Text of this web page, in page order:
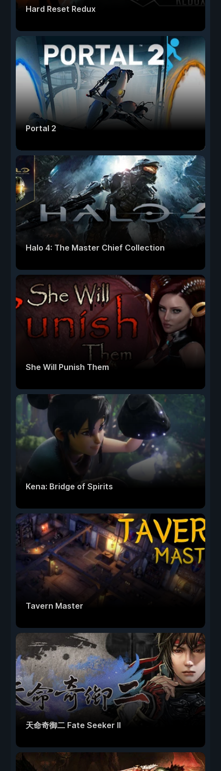
Hard Reset Redux
Portal 2
Halo 4: The Master Chief Collection
She Will Punish Them
Kena: Bridge of Spirits
Tavern Master
天命奇御二 Fate Seeker II